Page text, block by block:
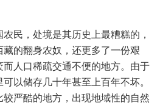
民，处境是其历史上最糟糕的，
的翻身农奴，还更多了一份艰
人口稀疏交通不便的地方。由于
以储存几十年甚至上百年不坏。
严酷的地方，出现地域性的自然